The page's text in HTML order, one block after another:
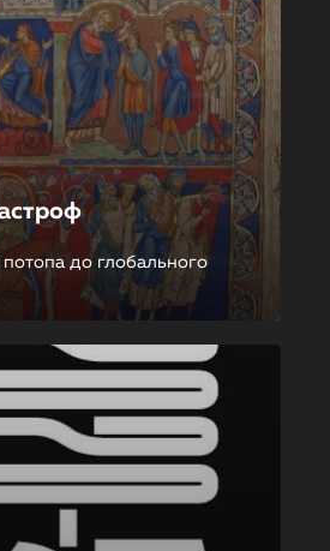
до глобального